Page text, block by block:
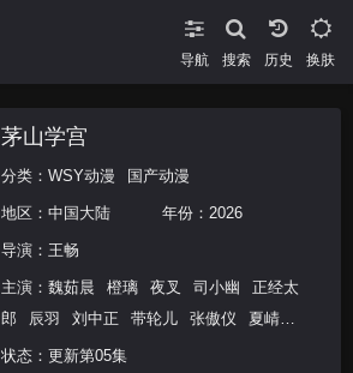
导航 搜索 换肤
茅山学宫
分类： WSY动漫 国产动漫
地区： 中国大陆 年份： 2026
导演： 王畅
主演： 魏茹晨 橙璃 夜叉 司小幽
正经太
郎
辰羽 刘中正 带轮儿 张傲仪
夏崝
冒冒
酥小盼
状态：更新第05集